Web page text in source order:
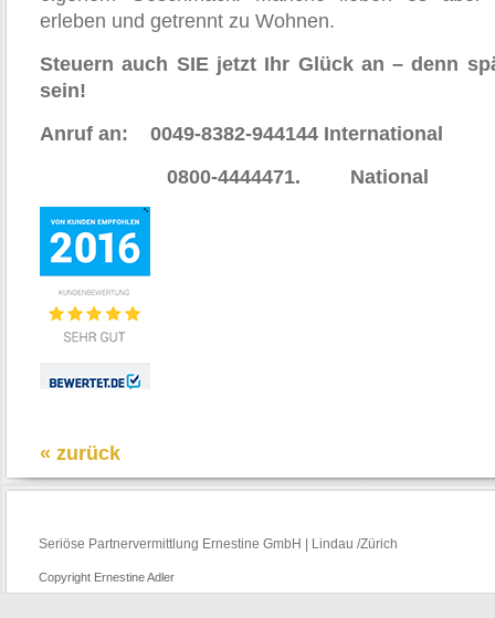
erleben und getrennt zu Wohnen.
Steuern auch SIE jetzt Ihr Glück an – denn
sein!
Anruf an:
0049-8382-944144 International
0800-4444471.
National
« zurück
Seriöse Partnervermittlung Ernestine GmbH | Lindau /Zürich
Copyright Ernestine Adler